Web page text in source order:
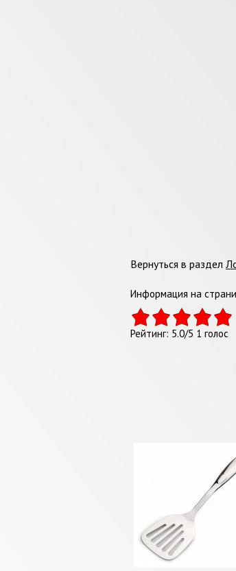
Вернуться в раздел
Информация на
Рейтинг: 5.0/5 1 голос